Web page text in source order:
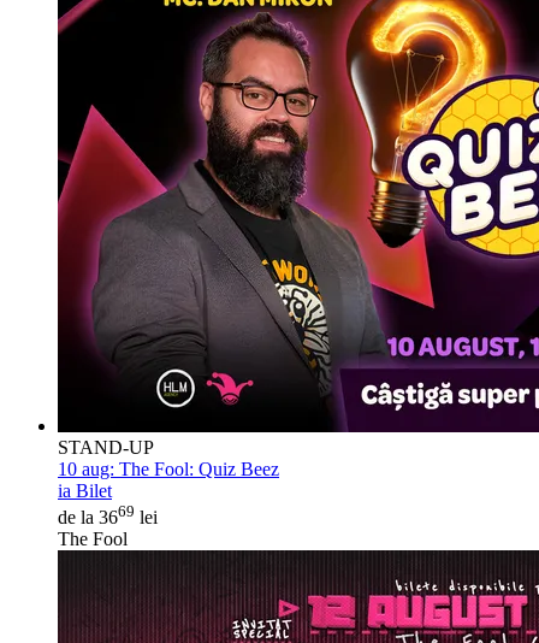
STAND-UP
10 aug: The Fool: Quiz Beez
ia Bilet
de la 3669 lei
The Fool